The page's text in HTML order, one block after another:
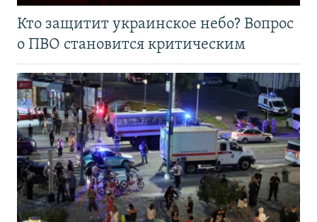
Кто защитит украинское небо? Вопрос
о ПВО становится критическим